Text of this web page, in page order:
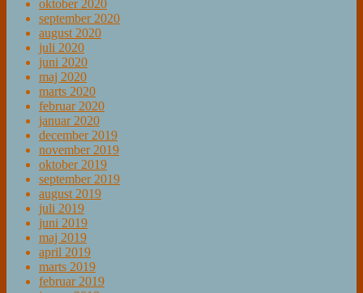
oktober 2020
september 2020
august 2020
juli 2020
juni 2020
maj 2020
marts 2020
februar 2020
januar 2020
december 2019
november 2019
oktober 2019
september 2019
august 2019
juli 2019
juni 2019
maj 2019
april 2019
marts 2019
februar 2019